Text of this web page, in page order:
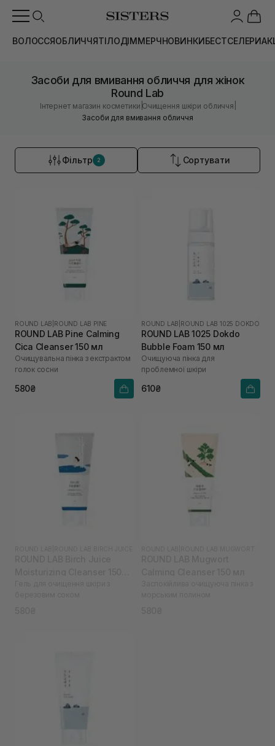
ВОЛОССЯОБЛИЧЧЯТІЛОДІММЕРЧНОВИНКИБЕСТСЕЛЕРИ
Засоби для вмивання обличчя для жінок
Round Lab
Інтернет магазин косметики |Очищення шкіри обличчя
Засоби для вмивання обличчя
Фільтр 2 Сортувати
ROUND LAB ROUND LAB PINE
ROUND LAB Pine Calming
Cica Cleanser 150 мл
Очищувальна пінка з екстрактом
голок сосни
580₴
ROUND LAB ROUND LAB 1025 DOKDO
ROUND LAB 1025 Dokdo
Bubble Foam 150 мл
Очищуюча пінка для
проблемної шкіри
610₴